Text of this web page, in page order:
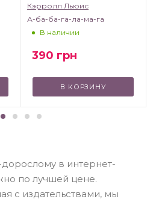
Кэрролл Льюис
А-ба-ба-га-ла-ма-га
В наличии
390 грн
В КОРЗИНУ
дорослому в интернет-
по лучшей цене.
с издательствами, мы